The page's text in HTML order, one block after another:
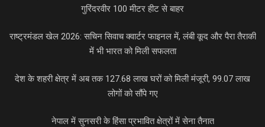
गुरिंदरवीर 100 मीटर हीट से बाहर
राष्ट्रमंडल खेल 2026: सचिन सिवाच क्वार्टर फाइनल में, लंबी कूद और पैरा तैराकी
में भी भारत को मिली सफलता
देश के शहरी क्षेत्र में अब तक 127.68 लाख घरों को मिली मंजूरी, 99.07 लाख
लोगों को सौंपे गए
नेपाल में सुनसरी के हिंसा प्रभावित क्षेत्रों में सेना तैनात